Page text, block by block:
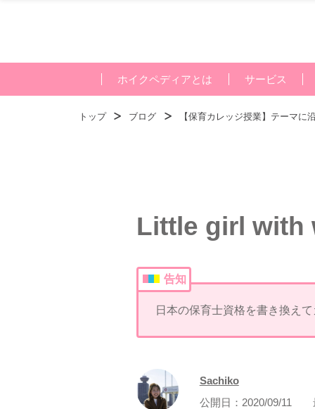
ホイクペディアとは サービス
トップ ブログ 【保育カレッジ授業】テーマに
Little girl with
告知
日本の保育士資格を書き換え
Sachiko
公開日： 2020/09/11